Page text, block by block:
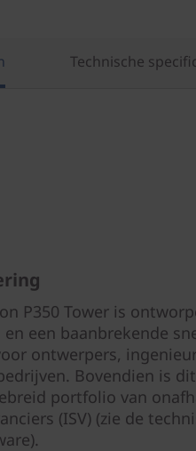
Technische
P350 Tower is
een baanbrekende
ontwerpers,
Bovendien is
portfolio van
(ISV) (zie de